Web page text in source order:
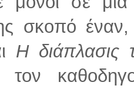
σκοπό
Η διάπλασις
τον